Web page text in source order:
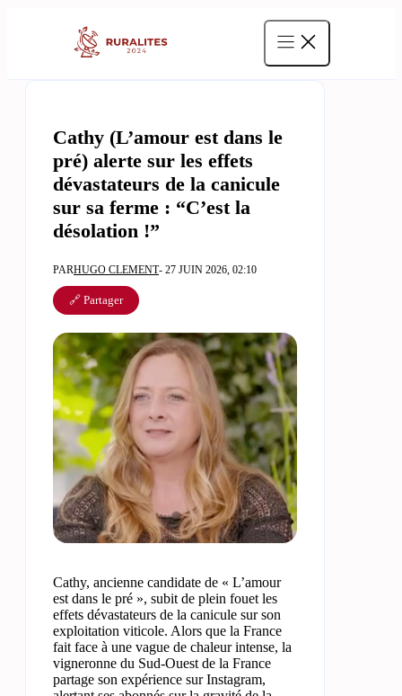
Cathy (L’amour est dans le
pré) alerte sur les effets
dévastateurs de la canicule
sur sa ferme : “C’est la
désolation !”
PARHUGO CLEMENT- 27 JUIN 2026, 02:10
🔗 Partager
Cathy, ancienne candidate de « L’amour
est dans le pré », subit de plein fouet les
effets dévastateurs de la canicule sur son
exploitation viticole. Alors que la France
fait face à une vague de chaleur intense, la
vigneronne du Sud-Ouest de la France
partage son expérience sur Instagram,